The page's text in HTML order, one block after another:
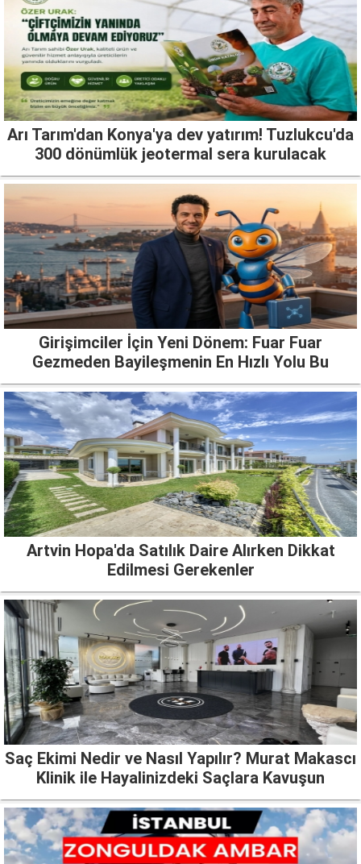
Arı Tarım'dan Konya'ya dev yatırım! Tuzlukcu'da
300 dönümlük jeotermal sera kurulacak
Girişimciler İçin Yeni Dönem: Fuar Fuar
Gezmeden Bayileşmenin En Hızlı Yolu Bu
Artvin Hopa'da Satılık Daire Alırken Dikkat
Edilmesi Gerekenler
Saç Ekimi Nedir ve Nasıl Yapılır? Murat Makascı
Klinik ile Hayalinizdeki Saçlara Kavuşun